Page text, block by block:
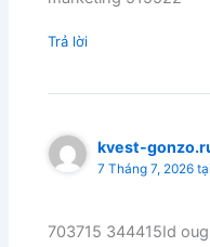
Trả lời
kvest-
7 Tháng 7, 2026
703715 344415Id